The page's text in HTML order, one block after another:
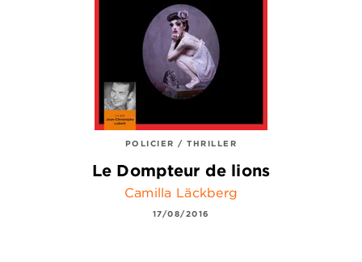
POLICIER / THRILLER
Le Dompteur de lions
Camilla Läckberg
17/08/2016